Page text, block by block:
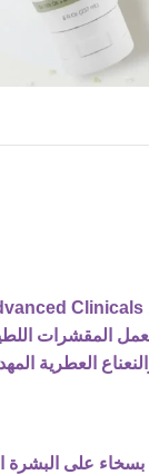
Click to enlarge
العطرية